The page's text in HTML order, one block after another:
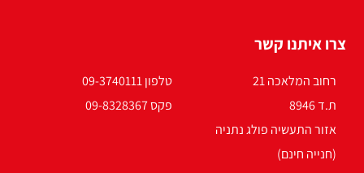
צרו איתנו קשר
רחוב המלאכה 21
ת.ד 8946
אזור התעשיה פולג נתניה
(חנייה חינם)
טלפון 09-3740111
פקס 09-8328367